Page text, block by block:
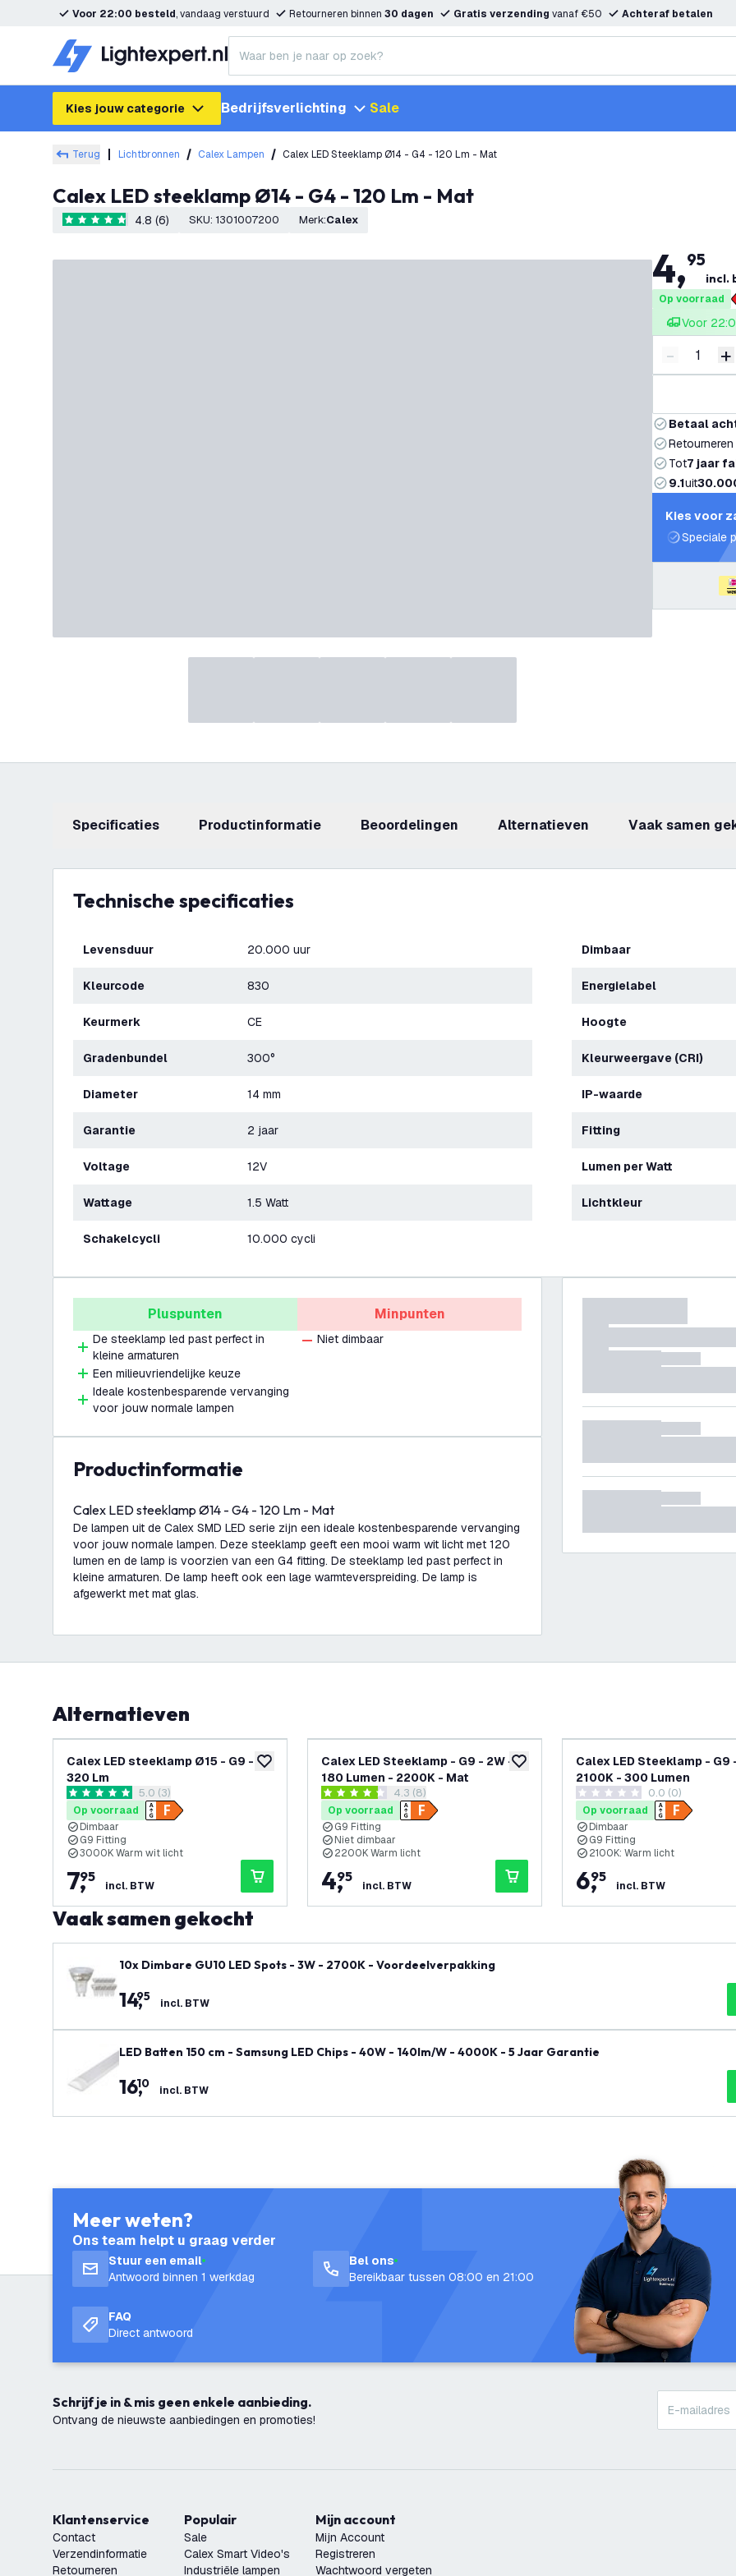
Voor 22:00 besteld, vandaag verstuurd Retourneren binnen 30 dagen Gratis verzending vanaf €50 Achteraf betalen
Kies jouw categorie Bedrijfsverlichting Sale
Terug Lichtbronnen Calex Lampen Calex LED Steeklamp Ø14 - G4 - 120 Lm - Mat
Calex LED steeklamp Ø14 - G4 - 120 Lm - Mat
4.8 score sterren4.8 (6) SKU: 1301007200 Merk: Calex
4,95
incl.
Op voorraad
Voor
Verminder
- +
Betaal
Tot7 jaar
9.1uit
Kies voor
Speciale
Specificaties productinformatie beoordelingen Alternatieven Vaak samen
Technische specificaties
Levensduur 20.000 uur
Kleurcode 830
Keurmerk CE
Gradenbundel 300°
Diameter 14 mm
Garantie 2 jaar
Voltage 12V
Wattage 1.5 Watt
Schakelcycli 10.000 cycli
Dimbaar
Energielabel
Hoogte
Kleurweergave (CRI)
IP-waarde
Fitting
Lumen per Watt
Lichtkleur
Pluspunten
De steeklamp led past perfect in
kleine armaturen
Een milieuvriendelijke keuze
Ideale kostenbesparende vervanging
voor jouw normale lampen
Minpunten
Niet dimbaar
productinformatie
Calex LED steeklamp Ø14 - G4 - 120 Lm - Mat
De lampen uit de Calex SMD LED serie zijn een ideale kostenbesparende vervanging
voor jouw normale lampen. Deze steeklamp geeft een mooi warm wit licht met 120
lumen en de lamp is voorzien van een G4 fitting. De steeklamp led past perfect in
kleine armaturen. De lamp heeft ook een lage warmteverspreiding. De lamp is
afgewerkt met mat glas.
Alternatieven
toevoegen aan verlanglijst
Calex LED steeklamp Ø15 - G9 -
320 Lm
reviews drawer openen
5 score sterren5.0 (3)
Op voorraad
Dimbaar
G9 Fitting
3000K Warm wit licht
7,
95
incl. BTW
toevoegen aan verlanglijst
Calex LED Steeklamp - G9 - 2W -
180 Lumen - 2200K - Mat
reviews drawer openen
4.3 score sterren4.3 (8)
Op voorraad
G9 Fitting
Niet dimbaar
2200K Warm licht
4,
95
incl. BTW
Calex LED Steeklamp - G9
2100K - 300 Lumen
0 score sterren0.0 (0)
Op voorraad
Dimbaar
G9 Fitting
2100K: Warm licht
6,
95
incl. BTW
Vaak samen gekocht
10x Dimbare GU10 LED Spots - 3W - 2700K - Voordeelverpakking
14,
95 incl. BTW
LED Batten 150 cm - Samsung LED Chips - 40W - 140lm/W - 4000K - 5 Jaar Garantie
16,
10 incl. BTW
Meer weten?
Ons team helpt u graag verder
Stuur een email
Antwoord binnen 1 werkdag
Bel ons
Bereikbaar tussen 08:00 en 21:00
FAQ
Direct antwoord
Schrijf je in & mis geen enkele aanbieding.
Ontvang de nieuwste aanbiedingen en promoties!
Klantenservice
Contact
Verzendinformatie
Retourneren
Populair
Sale
Calex Smart Video's
Industriële lampen
Mijn account
Mijn Account
Registreren
Wachtwoord vergeten